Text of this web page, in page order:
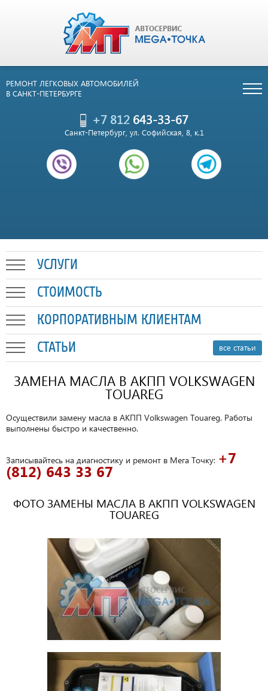
РЕМОНТ ЛЕГКОВЫХ АВТОМОБИЛЕЙ
В САНКТ-ПЕТЕРБУРГЕ
+7 812643-33-67
Санкт-Петербург, ул. Софийская, 8, к.1
УСЛУГИ
СТОИМОСТЬ
КОРПОРАТИВНЫМ КЛИЕНТАМ
СТАТЬИ
все статьи
ЗАМЕНА МАСЛА В АКПП VOLKSWAGEN
TOUAREG
Осуществили замену масла в АКПП Volkswagen Touareg. Работы
выполнены быстро и качественно.
Записывайтесь на диагностику и ремонт в Мега Точку: +7
(812) 643 33 67
ФОТО ЗАМЕНЫ МАСЛА В АКПП VOLKSWAGEN
TOUAREG